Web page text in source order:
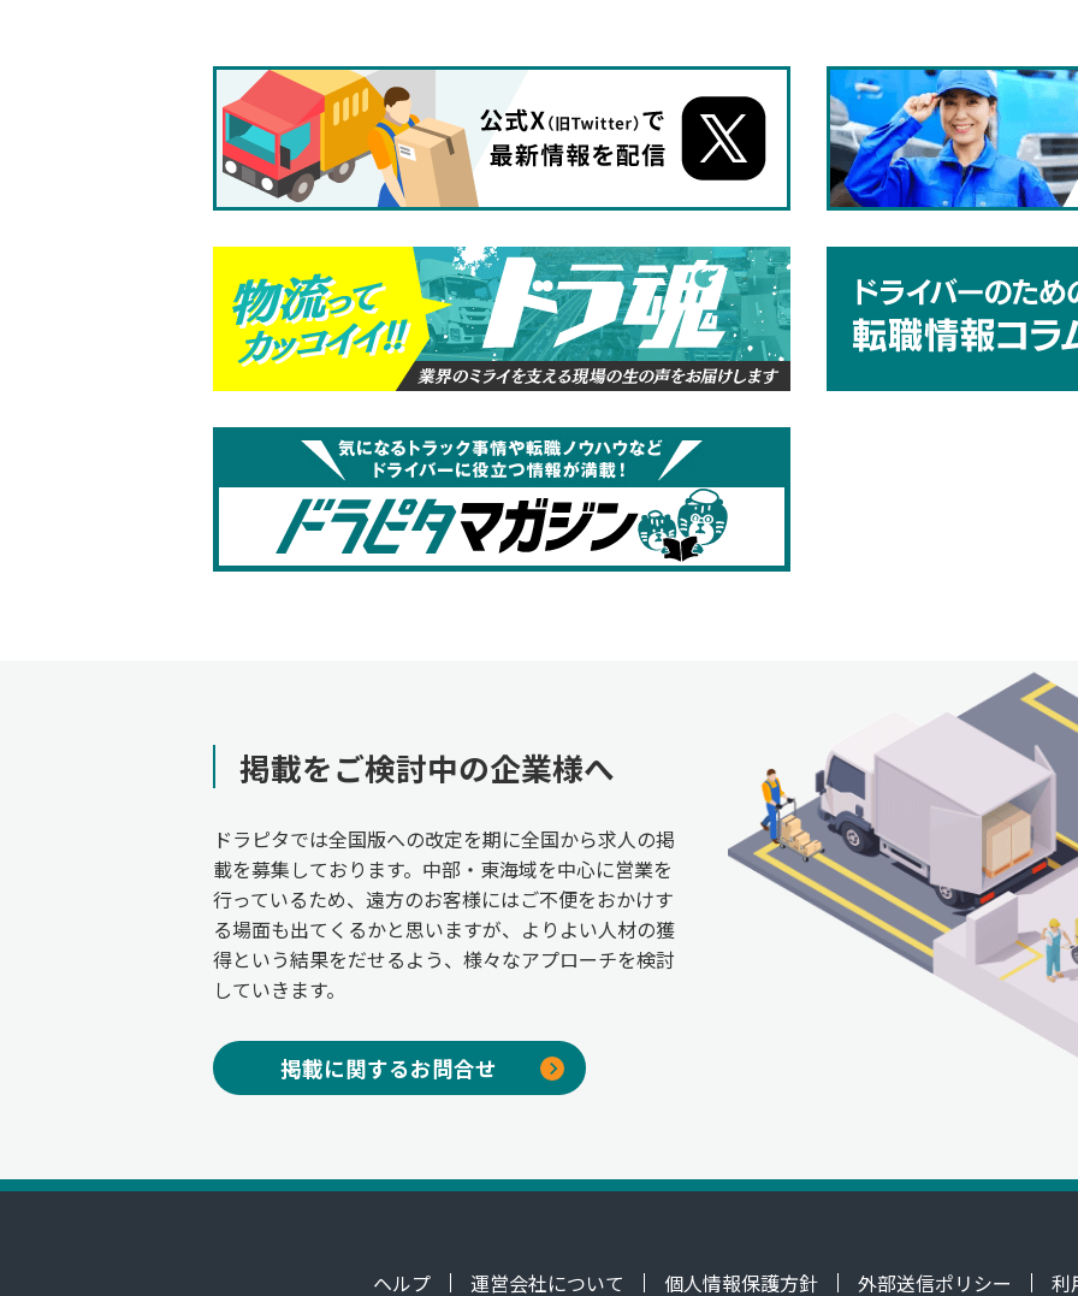
掲載をご検討中の企業様へ
ドラピタでは全国版への改定を期に全国から求人の掲
載を募集しております。中部・東海域を中心に営業を
行っているため、遠方のお客様にはご不便をおかけす
る場面も出てくるかと思いますが、よりよい人材の獲
得という結果をだせるよう、様々なアプローチを検討
していきます。
掲載に関するお問合せ
ヘルプ 運営会社について 個人情報保護方針 外部送信ポリシー 利